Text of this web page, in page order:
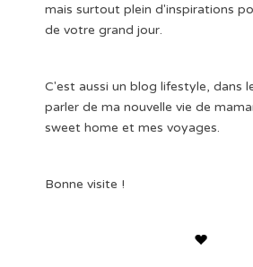
mais surtout plein d'inspirations
de votre grand jour.
C'est aussi un blog lifestyle, dans
parler de ma nouvelle vie de
sweet home et mes voyages.
Bonne visite !